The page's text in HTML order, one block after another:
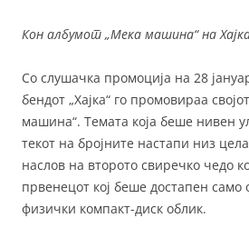
Кон албумот „Мека машина“ на
Со слушачка промоција на 28
бендот „Хајка“ го промовираа
машина“. Темата која беше нивен
текот на бројните настапи низ
наслов на второто свиречко чедо
првенецот кој беше достапен само
физички компакт-диск облик.